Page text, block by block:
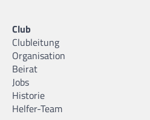
Club
Clubleitung
Organisation
Beirat
Jobs
Historie
Helfer-Team